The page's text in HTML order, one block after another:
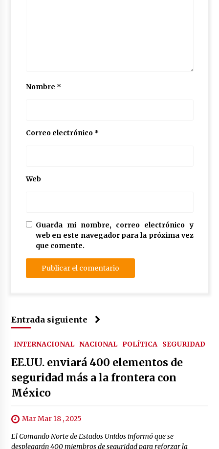
Nombre *
Correo electrónico *
Web
Guarda mi nombre, correo electrónico y
web en este navegador para la próxima vez
que comente.
Entrada siguiente
INTERNACIONAL NACIONAL POLÍTICA SEGURIDAD
EE.UU. enviará 400 elementos de
seguridad más a la frontera con
México
Mar Mar 18 , 2025
El Comando Norte de Estados Unidos informó que se
desplegarán 400 miembros de seguridad para reforzar la